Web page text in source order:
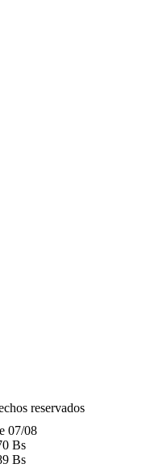
reservados
07/08
Bs
Bs